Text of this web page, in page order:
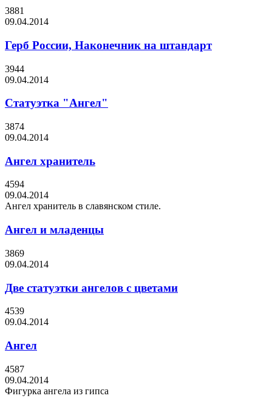
3881
09.04.2014
Герб России, Наконечник на штандарт
3944
09.04.2014
Статуэтка "Ангел"
3874
09.04.2014
Ангел хранитель
4594
09.04.2014
Ангел хранитель в славянском стиле.
Ангел и младенцы
3869
09.04.2014
Две статуэтки ангелов с цветами
4539
09.04.2014
Ангел
4587
09.04.2014
Фигурка ангела из гипса